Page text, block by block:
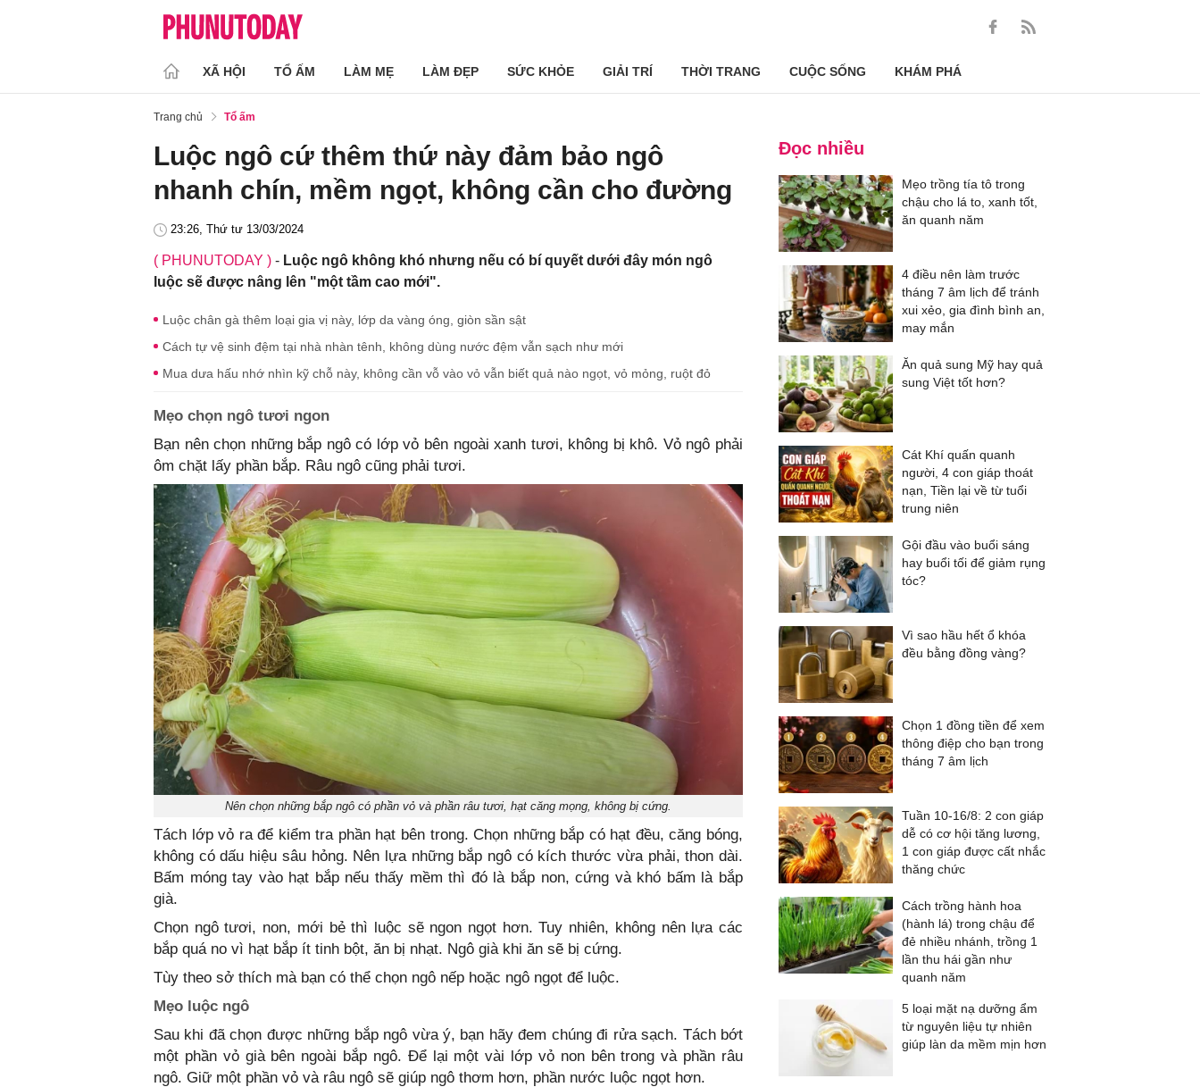
XÃ HỘI TỔ ẤM LÀM MẸ LÀM ĐẸP SỨC KHỎE GIẢI TRÍ THỜI TRANG CUỘC SỐNG KHÁM PHÁ
Trang chủ Tổ ấm
Luộc ngô cứ thêm thứ này đảm bảo ngô
nhanh chín, mềm ngọt, không cần cho đường
23:26, Thứ tư 13/03/2024
( PHUNUTODAY ) - Luộc ngô không khó nhưng nếu có bí quyết dưới đây món ngô
luộc sẽ được nâng lên "một tầm cao mới".
Luộc chân gà thêm loại gia vị này, lớp da vàng óng, giòn sần sật
Cách tự vệ sinh đệm tại nhà nhàn tênh, không dùng nước đệm vẫn sạch như mới
Mua dưa hấu nhớ nhìn kỹ chỗ này, không cần vỗ vào vỏ vẫn biết quả nào ngọt, vỏ mỏng, ruột đỏ
Mẹo chọn ngô tươi ngon
Bạn nên chọn những bắp ngô có lớp vỏ bên ngoài xanh tươi, không bị khô. Vỏ ngô phải
ôm chặt lấy phần bắp. Râu ngô cũng phải tươi.
Nên chọn những bắp ngô có phần vỏ và phần râu tươi, hạt căng mọng, không bị cứng.
Tách lớp vỏ ra để kiểm tra phần hạt bên trong. Chọn những bắp có hạt đều, căng bóng,
không có dấu hiệu sâu hỏng. Nên lựa những bắp ngô có kích thước vừa phải, thon dài.
Bấm móng tay vào hạt bắp nếu thấy mềm thì đó là bắp non, cứng và khó bấm là bắp
già.
Chọn ngô tươi, non, mới bẻ thì luộc sẽ ngon ngọt hơn. Tuy nhiên, không nên lựa các
bắp quá no vì hạt bắp ít tinh bột, ăn bị nhạt. Ngô già khi ăn sẽ bị cứng.
Tùy theo sở thích mà bạn có thể chọn ngô nếp hoặc ngô ngọt để luộc.
Mẹo luộc ngô
Sau khi đã chọn được những bắp ngô vừa ý, bạn hãy đem chúng đi rửa sạch. Tách bớt
một phần vỏ già bên ngoài bắp ngô. Để lại một vài lớp vỏ non bên trong và phần râu
ngô. Giữ một phần vỏ và râu ngô sẽ giúp ngô thơm hơn, phần nước luộc ngọt hơn.
Đọc nhiều
Mẹo trồng tía tô trong
chậu cho lá to, xanh tốt,
ăn quanh năm
4 điều nên làm trước
tháng 7 âm lịch để tránh
xui xẻo, gia đình bình an,
may mắn
Ăn quả sung Mỹ hay quả
sung Việt tốt hơn?
Cát Khí quấn quanh
người, 4 con giáp thoát
nạn, Tiền lại về từ tuổi
trung niên
Gội đầu vào buổi sáng
hay buổi tối để giảm rụng
tóc?
Vì sao hầu hết ổ khóa
đều bằng đồng vàng?
Chọn 1 đồng tiền để xem
thông điệp cho bạn trong
tháng 7 âm lịch
Tuần 10-16/8: 2 con giáp
dễ có cơ hội tăng lương,
1 con giáp được cất nhắc
thăng chức
Cách trồng hành hoa
(hành lá) trong chậu để
đẻ nhiều nhánh, trồng 1
lần thu hái gần như
quanh năm
5 loại mặt nạ dưỡng ẩm
từ nguyên liệu tự nhiên
giúp làn da mềm mịn hơn